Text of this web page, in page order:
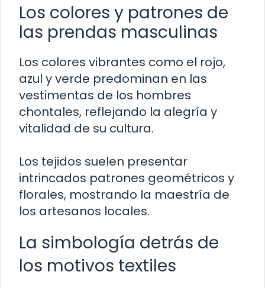
Los colores y patrones de
las prendas masculinas
Los colores vibrantes como el rojo,
azul y verde predominan en las
vestimentas de los hombres
chontales, reflejando la alegría y
vitalidad de su cultura.
Los tejidos suelen presentar
intrincados patrones geométricos y
florales, mostrando la maestría de
los artesanos locales.
La simbología detrás de
los motivos textiles